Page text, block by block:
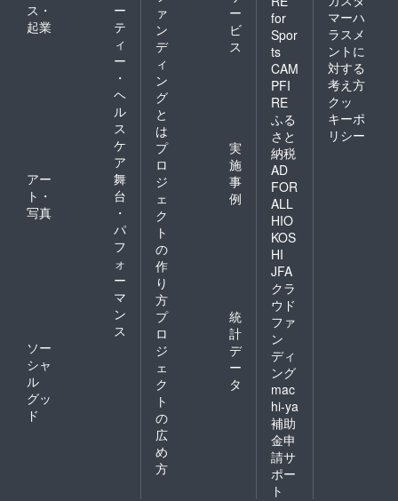
ス・
起業
ー
テ
ィ
ー
・
ヘ
ル
ス
ケ
ア
アー
ト・
写真
舞
台
・
パ
フ
ォ
ー
マ
ン
ス
ソー
シャ
ル
グッ
ド
ァ
ン
デ
ィ
ン
グ
と
は
ー
ビ
ス
プ
ロ
ジ
ェ
ク
ト
の
作
り
方
実
施
事
例
プ
ロ
ジ
ェ
ク
ト
の
広
め
方
統
計
デ
ー
タ
for
Spor
ts
CAM
PFI
RE
ふる
さと
納税
AD
FOR
ALL
HIO
KOS
HI
JFA
クラ
ウド
ファ
ン
ディ
ング
mac
hi-ya
補助
金申
請サ
ポー
ト
マーハ
ラスメ
ントに
対する
考え方
クッ
キーポ
リシー